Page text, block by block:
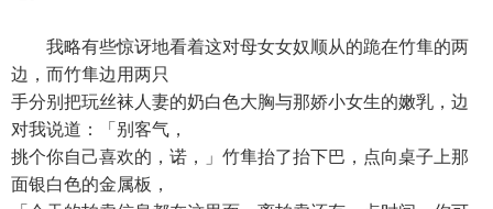
我略有些惊讶地看着这对母女女奴顺从的跪在竹隼的两
边，而竹隼边用两只
手分别把玩丝袜人妻的奶白色大胸与那娇小女生的嫩乳，边
对我说道：「别客气，
挑个你自己喜欢的，诺，」竹隼抬了抬下巴，点向桌子上那
面银白色的金属板，